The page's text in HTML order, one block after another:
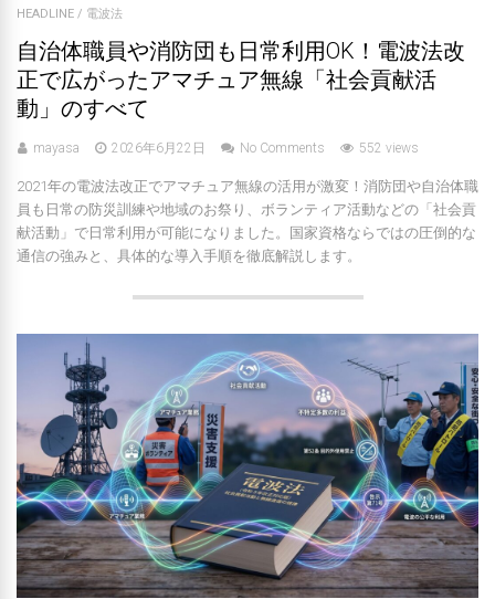
HEADLINE / 電波法
自治体職員や消防団も日常利用OK！電波法改
正で広がったアマチュア無線「社会貢献活
動」のすべて
mayasa 2026年6月22日 No Comments 552 views
2021年の電波法改正でアマチュア無線の活用が激変！消防団や自治体職
員も日常の防災訓練や地域のお祭り、ボランティア活動などの「社会貢
献活動」で日常利用が可能になりました。国家資格ならではの圧倒的な
通信の強みと、具体的な導入手順を徹底解説します。